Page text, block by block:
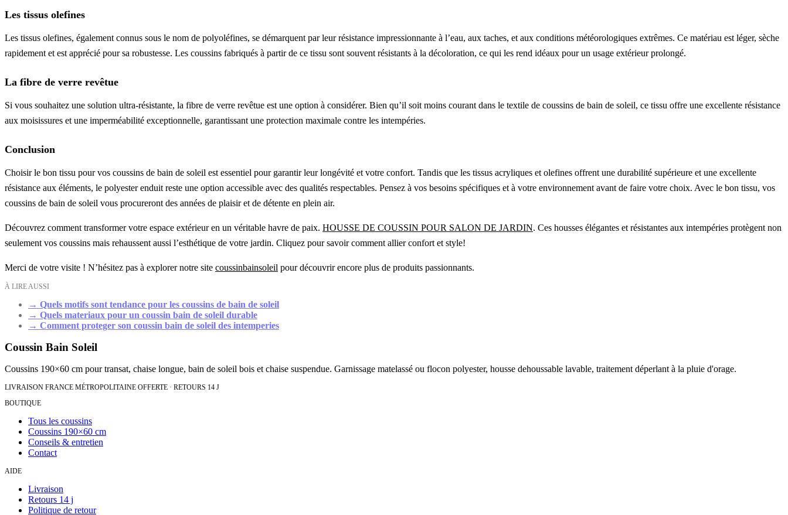
Les tissus olefines
Les tissus olefines, également connus sous le nom de polyoléfines, se démarquent par leur résistance impressionnante à l’eau, aux taches, et aux conditions météorologiques extrêmes. Ce matériau est léger, sèche
rapidement et est apprécié pour sa robustesse. Les coussins fabriqués à partir de ce tissu sont souvent résistants à la décoloration, ce qui les rend idéaux pour un usage extérieur prolongé.
La fibre de verre revêtue
Si vous souhaitez une solution ultra-résistante, la fibre de verre revêtue est une option à considérer. Bien qu’il soit moins courant dans le textile de coussins de bain de soleil, ce tissu offre une excellente résistance
aux moisissures et une imperméabilité exceptionnelle, garantissant une protection maximale contre les intempéries.
Conclusion
Choisir le bon tissu pour vos coussins de bain de soleil est essentiel pour garantir leur longévité et votre confort. Tandis que les tissus acryliques et olefines offrent une durabilité supérieure et une excellente
résistance aux éléments, le polyester enduit reste une option accessible avec des qualités respectables. Pensez à vos besoins spécifiques et à votre environnement avant de faire votre choix. Avec le bon tissu, vos
coussins de bain de soleil vous procureront des années de plaisir et de détente en plein air.
Découvrez comment transformer votre espace extérieur en un véritable havre de paix. HOUSSE DE COUSSIN POUR SALON DE JARDIN. Ces housses élégantes et résistantes aux intempéries protègent non
seulement vos coussins mais rehaussent aussi l’esthétique de votre jardin. Cliquez pour savoir comment allier confort et style!
Merci de votre visite ! N’hésitez pas à explorer notre site coussinbainsoleil pour découvrir encore plus de produits passionnants.
À LIRE AUSSI
→ Quels motifs sont tendance pour les coussins de bain de soleil
→ Quels materiaux pour un coussin bain de soleil durable
→ Comment proteger son coussin bain de soleil des intemperies
Coussin Bain Soleil
Coussins 190×60 cm pour transat, chaise longue, bain de soleil bois et chaise suspendue. Garnissage matelassé ou flocon polyester, housse dehoussable lavable, traitement déperlant à la pluie d'orage.
LIVRAISON FRANCE MÉTROPOLITAINE OFFERTE · RETOURS 14 J
BOUTIQUE
Tous les coussins
Coussins 190×60 cm
Conseils & entretien
Contact
AIDE
Livraison
Retours 14 j
Politique de retour